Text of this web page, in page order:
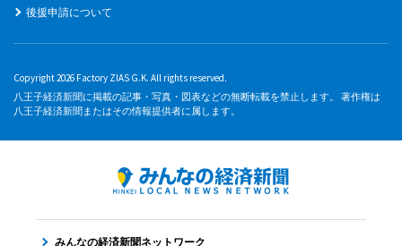
後援申請について
Copyright 2026 Factory ZIAS G.K. All rights reserved.
八王子経済新聞に掲載の記事・写真・図表などの無断転載を禁止します。 著作権は
八王子経済新聞またはその情報提供者に属します。
みんなの経済新聞ネットワーク